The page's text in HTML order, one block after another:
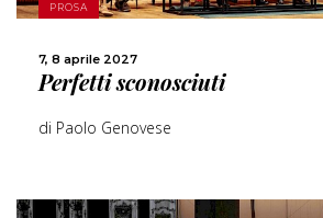
PROSA
7, 8 aprile 2027
Perfetti sconosciuti
di Paolo Genovese